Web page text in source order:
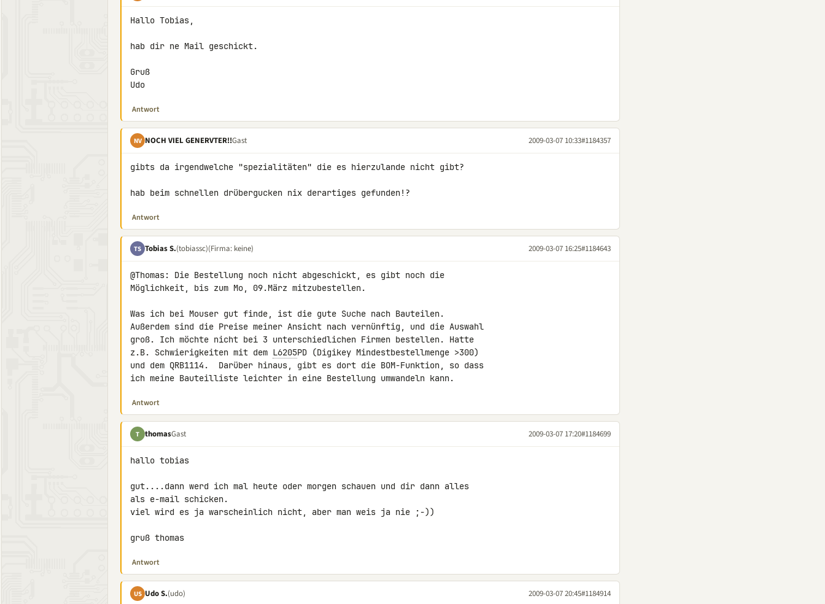
Hallo Tobias,
hab dir ne Mail geschickt.
Gruß
Udo
Antwort
NV NOCH VIEL GENERVTER!!Gast 2009-03-07 10:33#1184357
gibts da irgendwelche "spezialitäten" die es hierzulande nicht gibt?
hab beim schnellen drübergucken nix derartiges gefunden!?
Antwort
TS Tobias S.(tobiassc)(Firma: keine) 2009-03-07 16:25#1184643
@Thomas: Die Bestellung noch nicht abgeschickt, es gibt noch die
Möglichkeit, bis zum Mo, 09.März mitzubestellen.
Was ich bei Mouser gut finde, ist die gute Suche nach Bauteilen.
Außerdem sind die Preise meiner Ansicht nach vernünftig, und die Auswahl
groß. Ich möchte nicht bei 3 unterschiedlichen Firmen bestellen. Hatte
z.B. Schwierigkeiten mit dem L6205PD (Digikey Mindestbestellmenge >300)
und dem QRB1114.  Darüber hinaus, gibt es dort die BOM-Funktion, so dass
ich meine Bauteilliste leichter in eine Bestellung umwandeln kann.
Antwort
T thomasGast 2009-03-07 17:20#1184699
hallo tobias
gut....dann werd ich mal heute oder morgen schauen und dir dann alles
als e-mail schicken.
viel wird es ja warscheinlich nicht, aber man weis ja nie ;-))
gruß thomas
Antwort
US Udo S.(udo) 2009-03-07 20:45#1184914